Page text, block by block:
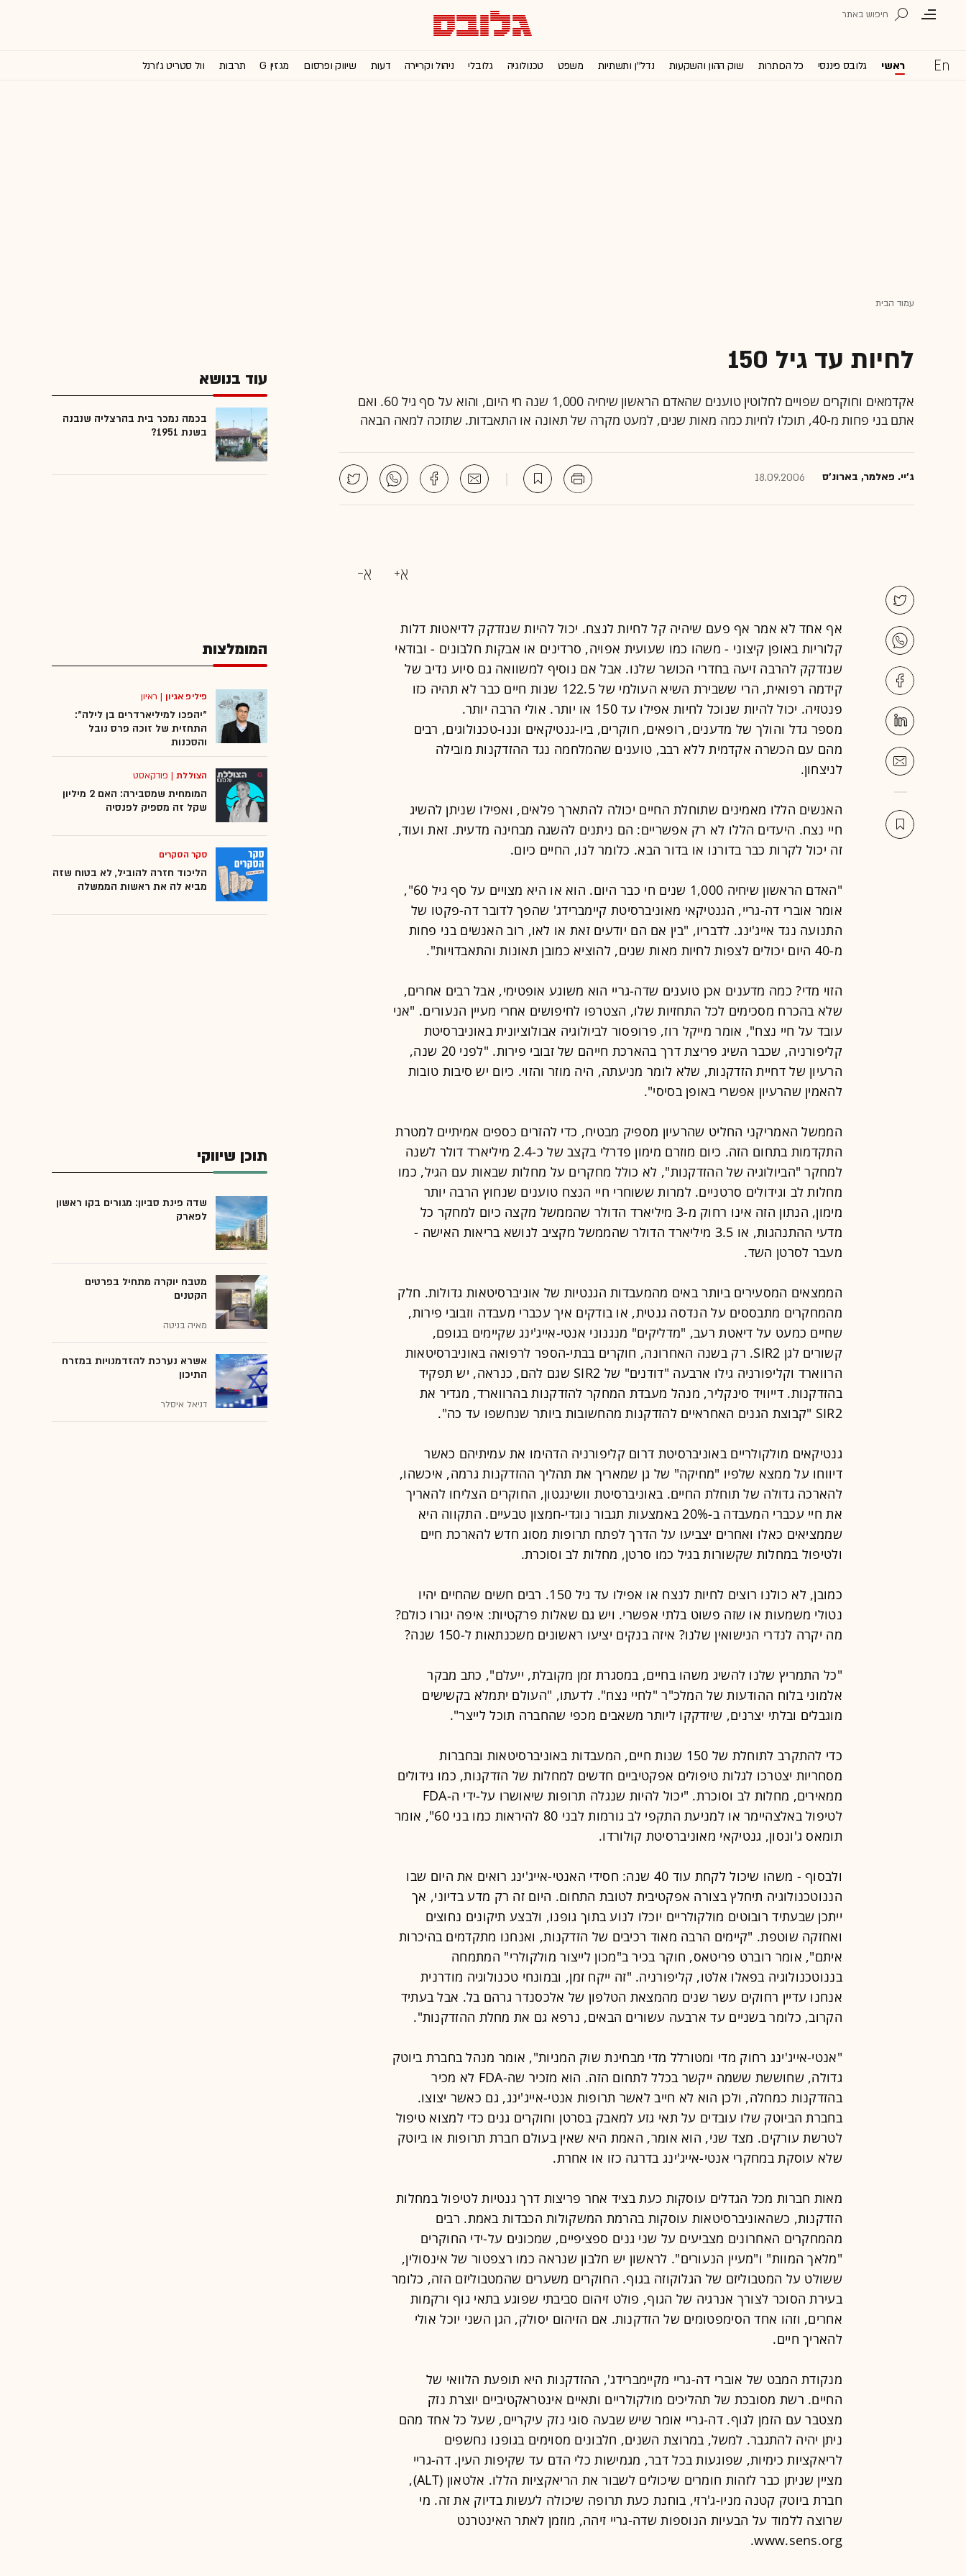
ראשי גלובס פיננסי כל הכותרות שוק ההון והשקעות נדל''ן ותשתיות משפט טכנולוגיה גלובלי ניהול וקריירה דעות שיווק ופרסום מגזין G תרבות וול סטריט ג'ורנל
עמוד הבית
לחיות עד גיל 150
אקדמאים וחוקרים שפויים לחלוטין טוענים שהאדם הראשון שיחיה 1,000 שנה חי היום, והוא על סף גיל 60. ואם
אתם בני פחות מ-40, תוכלו לחיות כמה מאות שנים, למעט מקרה של תאונה או התאבדות. שתזכה למאה הבאה
ג'יי. פאלמר, בארונ'ס 18.09.2006
אף אחד לא אמר אף פעם שיהיה קל לחיות לנצח. יכול להיות שנזדקק לדיאטות דלות
קלוריות באופן קיצוני - משהו כמו שעועית אפויה, סרדינים או אבקות חלבונים - ובודאי
שנזדקק להרבה זיעה בחדרי הכושר שלנו. אבל אם נוסיף למשוואה גם סיוע נדיב של
קידמה רפואית, הרי ששבירת השיא העולמי של 122.5 שנות חיים כבר לא תהיה כזו
פנטזיה. יכול להיות שנוכל לחיות אפילו עד 150 או יותר. אולי הרבה יותר.
מספר גדל והולך של מדענים, רופאים, חוקרים, ביו-גנטיקאים וננו-טכנולוגים, רבים
מהם עם הכשרה אקדמית ללא רבב, טוענים שהמלחמה נגד ההזדקנות מובילה
לניצחון.
האנשים הללו מאמינים שתוחלת החיים יכולה להתארך פלאים, ואפילו שניתן להשיג
חיי נצח. היעדים הללו לא רק אפשריים: הם ניתנים להשגה מבחינה מדעית. זאת ועוד,
זה יכול לקרות כבר בדורנו או בדור הבא. כלומר לנו, החיים כיום.
"האדם הראשון שיחיה 1,000 שנים חי כבר היום. הוא או היא מצויים על סף גיל 60",
אומר אוברי דה-גריי, הגנטיקאי מאוניברסיטת קיימברידג' שהפך לדובר דה-פקטו של
התנועה נגד אייג'ינג. לדבריו, "בין אם הם יודעים זאת או לאו, רוב האנשים בני פחות
מ-40 היום יכולים לצפות לחיות מאות שנים, להוציא כמובן תאונות והתאבדויות".
הזוי מדי? כמה מדענים אכן טוענים שדה-גריי הוא משוגע אופטימי, אבל רבים אחרים,
שלא בהכרח מסכימים לכל התחזיות שלו, הצטרפו לחיפושים אחרי מעיין הנעורים. "אני
עובד על חיי נצח", אומר מייקל רוז, פרופסור לביולוגיה אבולוציונית באוניברסיטת
קליפורניה, שכבר השיג פריצת דרך בהארכת חייהם של זבובי פירות. "לפני 20 שנה,
הרעיון של דחיית הזדקנות, שלא לומר מניעתה, היה מוזר והזוי. כיום יש סיבות טובות
להאמין שהרעיון אפשרי באופן בסיסי".
הממשל האמריקני החליט שהרעיון מספיק מבטיח, כדי להזרים כספים אמיתיים למטרת
התקדמות בתחום הזה. כיום מוזרם מימון פדרלי בקצב של כ-2.4 מיליארד דולר לשנה
למחקר "הביולוגיה של ההזדקנות", לא כולל מחקרים על מחלות שבאות עם הגיל, כמו
מחלות לב וגידולים סרטניים. למרות ששוחרי חיי הנצח טוענים שנחוץ הרבה יותר
מימון, הנתון הזה אינו רחוק מ-3 מיליארד הדולר שהממשל מקצה כיום למחקר כל
מדעי ההתנהגות, או 3.5 מיליארד הדולר שהממשל מקציב לנושא בריאות האישה -
מעבר לסרטן השד.
הממצאים המסעירים ביותר באים מהמעבדות הגנטיות של אוניברסיטאות גדולות. חלק
מהמחקרים מתבססים על הנדסה גנטית, או בודקים איך עכברי מעבדה וזבובי פירות,
שחיים כמעט על דיאטת רעב, "מדליקים" מנגנוני אנטי-אייג'ינג שקיימים בגופם,
קשורים לגן SIR2. רק בשנה האחרונה, חוקרים בבתי-הספר לרפואה באוניברסיטאות
הרווארד וקליפורניה גילו ארבעה "דודנים" של SIR2 שגם להם, כנראה, יש תפקיד
בהזדקנות. דייוויד סינקליר, מנהל מעבדת המחקר להזדקנות בהרווארד, מגדיר את
SIR2 "קבוצת הגנים האחראיים להזדקנות מהחשובות ביותר שנחשפו עד כה".
גנטיקאים מולקולריים באוניברסיטת דרום קליפורניה הדהימו את עמיתיהם כאשר
דיווחו על ממצא שלפיו "מחיקה" של גן שמאריך את תהליך ההזדקנות גרמה, איכשהו,
להארכה גדולה של תוחלת החיים. באוניברסיטת וושינגטון, החוקרים הצליחו להאריך
את חיי עכברי המעבדה ב-20% באמצעות תגבור נוגדי-חמצון טבעיים. התקווה היא
שממציאים כאלו ואחרים יצביעו על הדרך לפתח תרופות מסוג חדש להארכת חיים
ולטיפול במחלות שקשורות בגיל כמו סרטן, מחלות לב וסוכרת.
כמובן, לא כולנו רוצים לחיות לנצח או אפילו עד גיל 150. רבים חשים שהחיים יהיו
נטולי משמעות או שזה פשוט בלתי אפשרי. ויש גם שאלות פרקטיות: איפה יגורו כולם?
מה יקרה לנדרי הנישואין שלנו? איזה בנקים יציעו ראשונים משכנתאות ל-150 שנה?
"כל התמריץ שלנו להשיג משהו בחיים, במסגרת זמן מקובלת, ייעלם", כתב מבקר
אלמוני בלוח ההודעות של המלכ"ר "לחיי נצח". לדעתו, "העולם יתמלא בקשישים
מוגבלים ובלתי יצרנים, שיזדקקו ליותר משאבים מכפי שהחברה תוכל לייצר".
כדי להתקרב לתוחלת של 150 שנות חיים, המעבדות באוניברסיטאות ובחברות
מסחריות יצטרכו לגלות טיפולים אפקטיביים חדשים למחלות של הזדקנות, כמו גידולים
ממאירים, מחלות לב וסוכרת. "יכול להיות שנגלה תרופות שיאושרו על-ידי ה-FDA
לטיפול באלצהיימר או למניעת התקפי לב גורמות לבני 80 להיראות כמו בני 60", אומר
תומאס ג'ונסון, גנטיקאי מאוניברסיטת קולורדו.
ולבסוף - משהו שיכול לקחת עוד 40 שנה: חסידי האנטי-אייג'ינג רואים את היום שבו
הננוטכנולוגיה תיחלץ בצורה אפקטיבית לטובת התחום. היום זה רק מדע בדיוני, אך
ייתכן שבעתיד רובוטים מולקולריים יוכלו לנוע בתוך גופנו, ולבצע תיקונים נחוצים
ואחזקה שוטפת. "קיימים הרבה מאוד רכיבים של הזדקנות, ואנחנו מתקדמים בהיכרות
איתם", אומר רוברט פריטאס, חוקר בכיר ב"מכון לייצור מולקולרי" המתמחה
בננוטכנולוגיה בפאלו אלטו, קליפורניה. "זה ייקח זמן, ובמונחי טכנולוגיה מודרנית
אנחנו עדיין רחוקים עשר שנים מהמצאת הטלפון של אלכסנדר גרהם בל. אבל בעתיד
הקרוב, כלומר בשניים עד ארבעה עשורים הבאים, נרפא גם את מחלת ההזדקנות".
"אנטי-אייג'ינג רחוק מדי ומטורלל מדי מבחינת שוק המניות", אומר מנהל בחברת ביוטק
גדולה, שחוששת ששמה ייקשר בכלל לתחום הזה. הוא מזכיר שה-FDA לא מכיר
בהזדקנות כמחלה, ולכן הוא לא חייב לאשר תרופות אנטי-אייג'ינג, גם כאשר יצוצו.
בחברת הביוטק שלו עובדים על תאי גזע למאבק בסרטן וחוקרים גנים כדי למצוא טיפול
לטרשת עורקים. מצד שני, הוא אומר, האמת היא שאין בעולם חברת תרופות או ביוטק
שלא עוסקת במחקרי אנטי-אייג'ינג בדרגה כזו או אחרת.
מאות חברות מכל הגדלים עוסקות כעת בציד אחר פריצות דרך גנטיות לטיפול במחלות
הזדקנות, כשהאוניברסיטאות עוסקות בהרמת המשקולות הכבדות באמת. רבים
מהמחקרים האחרונים מצביעים על שני גנים ספציפיים, שמכונים על-ידי החוקרים
"מלאך המוות" ו"מעיין הנעורים". לראשון יש חלבון שנראה כמו רצפטור של אינסולין,
ששולט על המטבוליזם של הגלוקוזה בגוף. החוקרים משערים שהמטבוליזם הזה, כלומר
בעירת הסוכר לצורך אנרגיה של הגוף, פולט זיהום סביבתי שפוגע בתאי גוף ורקמות
אחרים, וזהו אחד הסימפטומים של הזדקנות. אם הזיהום יסולק, הגן השני יוכל אולי
להאריך חיים.
מנקודת המבט של אוברי דה-גריי מקיימברידג', ההזדקנות היא תופעת הלוואי של
החיים. רשת מסובכת של תהליכים מולקולריים ותאיים אינטראקטיביים יוצרת נזק
מצטבר עם הזמן לגוף. דה-גריי אומר שיש שבעה סוגי נזק עיקריים, שעל כל אחד מהם
ניתן יהיה להתגבר. למשל, במרוצת השנים, חלבונים מסוימים בגופנו נחשפים
לריאקציות כימיות, שפוגעות בכל דבר, מגמישות כלי הדם עד שקיפות העין. דה-גריי
מציין שניתן כבר לזהות חומרים שיכולים לשבור את הריאקציות הללו. אלטאון (ALT),
חברת ביוטק קטנה מניו-ג'רזי, בוחנת כעת תרופה שיכולה לעשות בדיוק את זה. מי
שרוצה ללמוד על הבעיות הנוספות שדה-גריי זיהה, מוזמן לאתר האינטרנט
www.sens.org.
עוד בנושא
בכמה נמכר בית בהרצליה שנבנה
בשנת 1951?
המומלצות
פיליפ אגיון | ראיון
"יהפכו למיליארדרים בן לילה":
התחזית של זוכה פרס נובל
והסכנות
הצוללת| פודקאסט
המומחית שמסבירה: האם 2 מיליון
שקל זה מספיק לפנסיה
סקר הסקרים
הליכוד חזרה להוביל, לא בטוח שזה
מביא לה את ראשות הממשלה
תוכן שיווקי
שדה פינת סביון: מגורים בקו ראשון
לפארק
מטבח יוקרה מתחיל בפרטים
הקטנים
מאיה בניטה
אשרא נערכת להזדמנויות במזרח
התיכון
דניאל איסלר